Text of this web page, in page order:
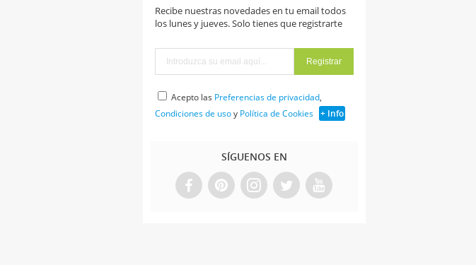
Recibe nuestras novedades en tu email todos
los lunes y jueves. Solo tienes que registrarte
Acepto las Preferencias de privacidad,
Condiciones de usoy Política de Cookies + Info
SÍGUENOS EN